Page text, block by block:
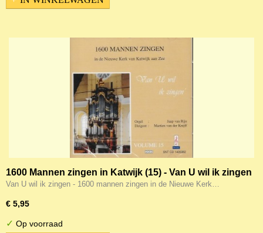
1600 Mannen zingen in Katwijk (15) - Van U wil ik zingen
Van U wil ik zingen - 1600 mannen zingen in de Nieuwe Kerk…
€ 5,95
✓ Op voorraad